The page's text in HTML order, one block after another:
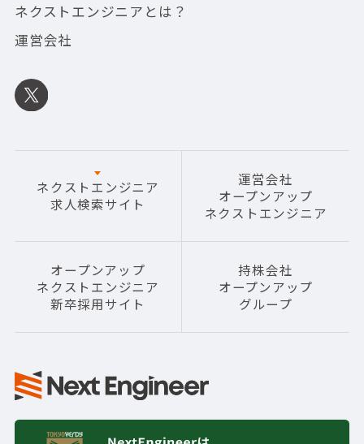
ネクストエンジニアとは？
運営会社
ネクストエンジニア
求人検索サイト
運営会社
オープンアップ
ネクストエンジニア
オープンアップ
ネクストエンジニア
新卒採用サイト
持株会社
オープンアップ
グループ